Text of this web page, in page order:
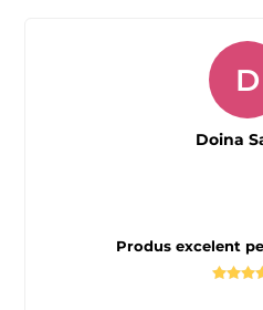
Produs excelent
D
Doina